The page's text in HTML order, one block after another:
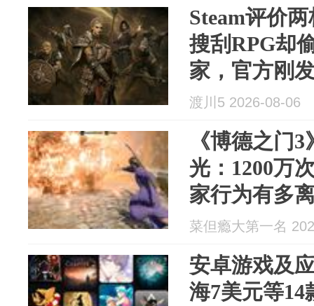
Steam评价
搜刮RPG却
家，官方刚
渡川5 2026-08-06
《博德之门
光：1200万
家行为有多
菜但瘾大第一名
安卓游戏及
海7美元等14